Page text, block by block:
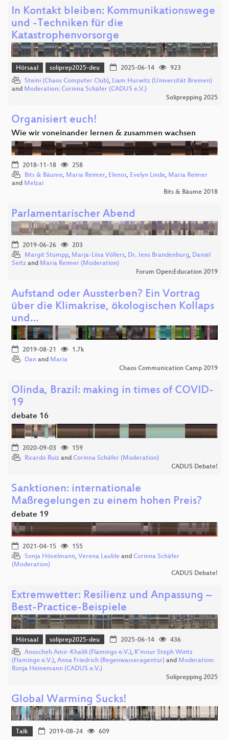
In Kontakt bleiben: Kommunikationswege
und -Techniken für die
Katastrophenvorsorge
Hörsaal soliprep2025-deu 2025-06-14
923
Steini (Chaos Computer Club), Liam Hurwitz (Universität Bremen)
and Moderation: Corinna Schäfer (CADUS e.V.)
Soliprepping 2025
Organisiert euch!
Wie wir voneinander lernen & zusammen wachsen
2018-11-18
258
Bits & Bäume, Maria Reimer, Elenos, Evelyn Linde, Maria Reimer
and Melzai
Bits & Bäume 2018
Parlamentarischer Abend
2019-06-26
203
Margit Stumpp, Marja-Liisa Völlers, Dr. Jens Brandenburg, Daniel
Seitz and Maria Reimer (Moderation)
Forum Open:Education 2019
Aufstand oder Aussterben? Ein Vortrag
über die Klimakrise, ökologischen Kollaps
und…
2019-08-21
1.7k
Dan and Maria
Chaos Communication Camp 2019
Olinda, Brazil: making in times of COVID-
19
debate 16
2020-09-03
159
Ricardo Ruiz and Corinna Schäfer (Moderation)
CADUS Debate!
Sanktionen: internationale
Maßregelungen zu einem hohen Preis?
debate 19
2021-04-15
155
Sonja Hövelmann, Verena Lauble and Corinna Schäfer
(Moderation)
CADUS Debate!
Extremwetter: Resilienz und Anpassung –
Best-Practice-Beispiele
Hörsaal soliprep2025-deu 2025-06-14
436
Anuscheh Amir-Khalili (Flamingo e.V.), K’mour Steph Wintz
(Flamingo e.V.), Anna Friedrich (Regenwasseragentur) and Moderation:
Ronja Heinemann (CADUS e.V.)
Soliprepping 2025
Global Warming Sucks!
Talk 2019-08-24
609